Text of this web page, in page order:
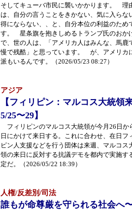
そしてキューバ市民に襲いかかります。 理
は、自分の言うことをきかない、気に入らな
得にならない、、と、自分本位の利益のため
す。 星条旗を抱きしめるトランプ氏のおか
で、世の人は、「アメリカ人はみんな、馬鹿
慢で残酷」と思っています。 が、アメリカ
派もいるんです。（2026/05/23 08:27）
アジア
【フィリピン：マルコス大統
5/25〜29】
フィリピンのマルコス大統領が今月26日か
日にかけて来日する。これに合わせ、在日フ
ピン人支援などを行う団体は来週、マルコス
領の来日に反対する抗議デモを都内で実施す
定だ。（2026/05/22 18:39）
人権/反差別/司法
誰もが命尊厳を守られる社会へ